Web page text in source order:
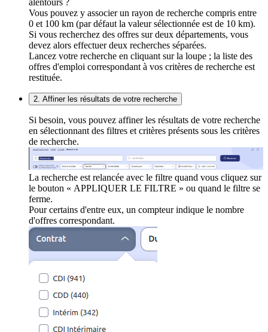
alentours ?
Vous pouvez y associer un rayon de recherche compris entre
0 et 100 km (par défaut la valeur sélectionnée est de 10 km).
Si vous recherchez des offres sur deux départements, vous
devez alors effectuer deux recherches séparées.
Lancez votre recherche en cliquant sur la loupe ; la liste des
offres d'emploi correspondant à vos critères de recherche est
restituée.
2. Affiner les résultats de votre recherche
Si besoin, vous pouvez affiner les résultats de votre recherche
en sélectionnant des filtres et critères présents sous les critères
de recherche.
La recherche est relancée avec le filtre quand vous cliquez sur
le bouton « APPLIQUER LE FILTRE » ou quand le filtre se
ferme.
Pour certains d'entre eux, un compteur indique le nombre
d'offres correspondant.